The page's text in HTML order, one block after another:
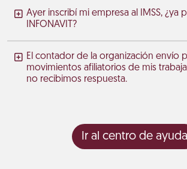
Ayer inscribí mi empresa al IMSS, ¿ya
INFONAVIT?
El contador de la organización envío
movimientos afiliatorios de mis
no recibimos respuesta.
Ir al centro de ayuda